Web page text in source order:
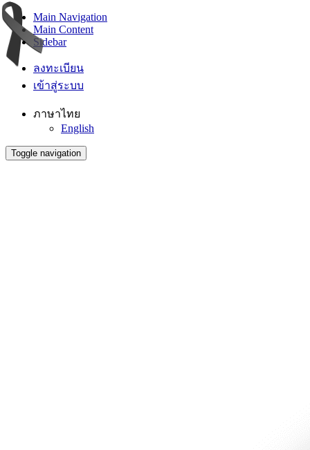
Main Navigation
Main Content
Sidebar
ลงทะเบียน
เข้าสู่ระบบ
ภาษาไทย
English
Toggle navigation